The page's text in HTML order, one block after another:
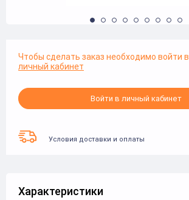
Чтобы сделать заказ необходимо войти в
личный кабинет
Войти в личный кабинет
Условия доставки и оплаты
Характеристики